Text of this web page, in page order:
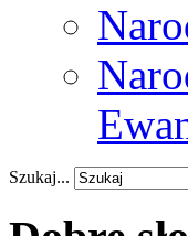
Szukaj...